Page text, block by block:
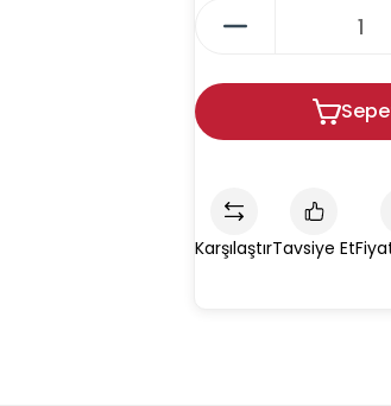
KarşılaştırTavsiye Et